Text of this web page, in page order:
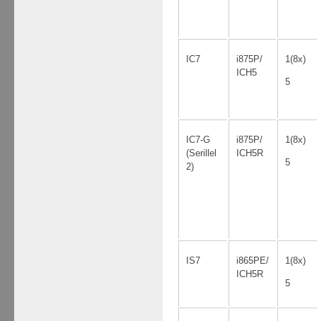
IC7
i875P/
ICH5
1(8x)
5
IC7-G
(Serillel
2)
i875P/
ICH5R
1(8x)
5
IS7
i865PE/
ICH5R
1(8x)
5